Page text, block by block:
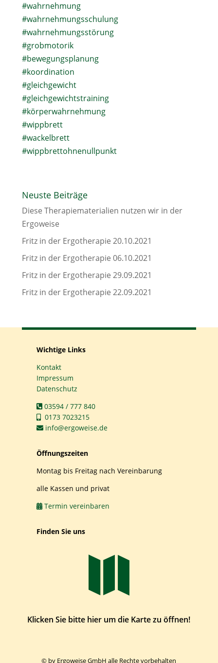
#wahrnehmung
#wahrnehmungsschulung
#wahrnehmungsstörung
#grobmotorik
#bewegungsplanung
#koordination
#gleichgewicht
#gleichgewichtstraining
#körperwahrnehmung
#wippbrett
#wackelbrett
#wippbrettohnenullpunkt
Neuste Beiträge
Diese Therapiematerialien nutzen wir in der
Ergoweise
Fritz in der Ergotherapie 20.10.2021
Fritz in der Ergotherapie 06.10.2021
Fritz in der Ergotherapie 29.09.2021
Fritz in der Ergotherapie 22.09.2021
Wichtige Links
Kontakt
Impressum
Datenschutz
03594 / 777 840
0173 7023215
info@ergoweise.de
Öffnungszeiten
Montag bis Freitag nach Vereinbarung
alle Kassen und privat
Termin vereinbaren
Finden Sie uns

Klicken Sie bitte hier um die Karte zu öffnen!
© by Ergoweise GmbH alle Rechte vorbehalten